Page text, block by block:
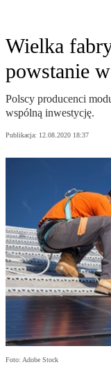
Wielka
powstanie
Polscy producenci
wspólną inwestycję.
Publikacja: 12.08.2020 18:37
Foto: Adobe Stock